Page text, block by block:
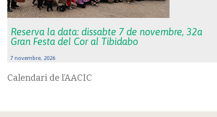
Reserva la data: dissabte 7 de novembre, 32a
Gran Festa del Cor al Tibidabo
7 novembre, 2026
Calendari de l’AACIC